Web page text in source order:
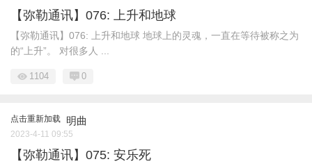
【弥勒通讯】076: 上升和地球
【弥勒通讯】076: 上升和地球 地球上的灵魂，一直在等待被称之为
的“上升”。 对很多人 ...
1104 0
点击重新加载 明曲
2023-4-11 09:55
【弥勒通讯】075: 安乐死